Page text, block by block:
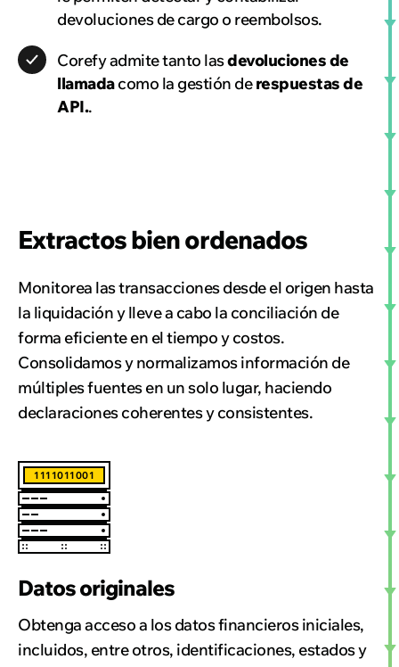
devoluciones de cargo o reembolsos.
Corefy admite tanto lasdevoluciones de
llamadacomo la gestión derespuestas de
API..
Extractos bien ordenados
Monitorea las transacciones desde el origen hasta
la liquidación y lleve a cabo la conciliación de
forma eficiente en el tiempo y costos.
Consolidamos y normalizamos información de
múltiples fuentes en un solo lugar, haciendo
declaraciones coherentes y consistentes.
1111011001
Datos originales
Obtenga acceso a los datos financieros iniciales,
incluidos, entre otros, identificaciones, estados y